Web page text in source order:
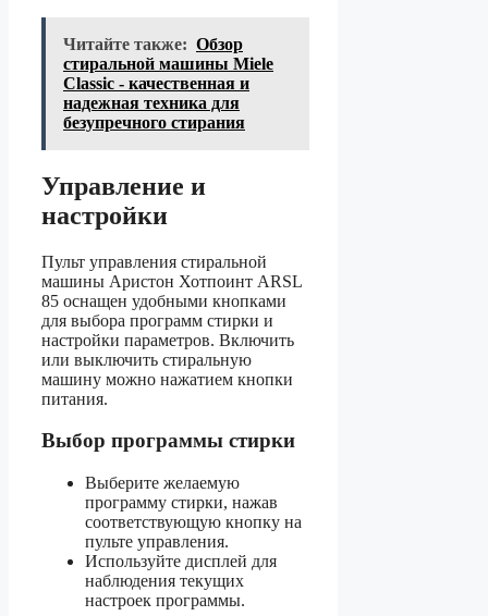
Читайте также: Обзор
стиральной машины Miele
Classic - качественная и
надежная техника для
безупречного стирания
Управление и
настройки
Пульт управления стиральной
машины Аристон Хотпоинт ARSL
85 оснащен удобными кнопками
для выбора программ стирки и
настройки параметров. Включить
или выключить стиральную
машину можно нажатием кнопки
питания.
Выбор программы стирки
Выберите желаемую
программу стирки, нажав
соответствующую кнопку на
пульте управления.
Используйте дисплей для
наблюдения текущих
настроек программы.